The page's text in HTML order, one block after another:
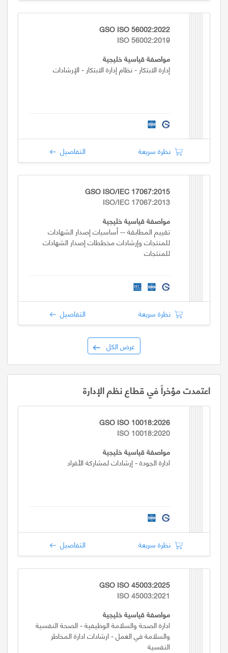
GSO ISO 56002:2022
ISO 56002:2019
مواصفة قياسية خليجية
إدارة الابتكار - نظام إدارة الابتكار - الإرشادات
نظرة سريعة التفاصيل
GSO ISO/IEC 17067:2015
ISO/IEC 17067:2013
مواصفة قياسية خليجية
تقييم المطابقة -- أساسيات إصدار الشهادات
للمنتجات وإرشادات مخططات إصدار الشهادات
للمنتجات
نظرة سريعة التفاصيل
عرض الكل
اعتمدت مؤخراً في قطاع نظم الإدارة
GSO ISO 10018:2026
ISO 10018:2020
مواصفة قياسية خليجية
ادارة الجودة - إرشادات لمشاركة الأفراد
نظرة سريعة التفاصيل
GSO ISO 45003:2025
ISO 45003:2021
مواصفة قياسية خليجية
ادارة الصحة والسلامة الوظيفية - الصحة النفسية
والسلامة في العمل - ارشادات ادارة المخاطر
النفسية